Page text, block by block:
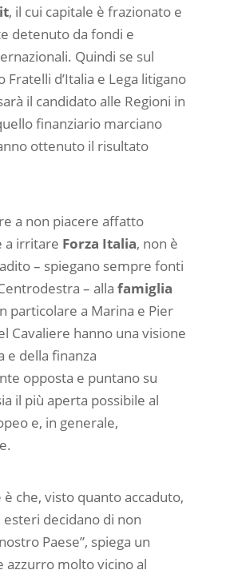
, il cui capitale è frazionato e
detenuto da fondi e
Quindi se sul
d’Italia e Lega litigano
il candidato alle Regioni in
finanziario marciano
ottenuto il risultato
a non piacere affatto
a irritare Forza Italia, non è
– spiegano sempre fonti
– alla famiglia
particolare a Marina e Pier
Cavaliere hanno una visione
e della finanza
opposta e puntano su
il più aperta possibile al
e, in generale,
che, visto quanto accaduto,
decidano di non
Paese”, spiega un
azzurro molto vicino al